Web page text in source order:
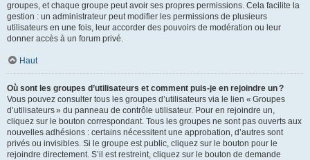
groupes, et chaque groupe peut avoir ses propres permissions. Cela facilite la
gestion : un administrateur peut modifier les permissions de plusieurs
utilisateurs en une fois, leur accorder des pouvoirs de modération ou leur
donner accès à un forum privé.
Haut
Où sont les groupes d’utilisateurs et comment puis-je en rejoindre un ?
Vous pouvez consulter tous les groupes d’utilisateurs via le lien « Groupes
d’utilisateurs » du panneau de contrôle utilisateur. Pour en rejoindre un,
cliquez sur le bouton correspondant. Tous les groupes ne sont pas ouverts aux
nouvelles adhésions : certains nécessitent une approbation, d’autres sont
privés ou invisibles. Si le groupe est public, cliquez sur le bouton pour le
rejoindre directement. S’il est restreint, cliquez sur le bouton de demande